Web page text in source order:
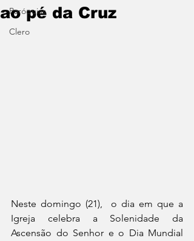
Paróquias
Clero
ao pé da Cruz
Neste domingo (21),  o dia em que a
Igreja celebra a Solenidade da
Ascensão do Senhor e o Dia Mundial